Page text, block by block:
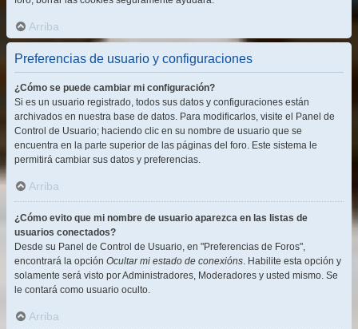
Arriba
Preferencias de usuario y configuraciones
¿Cómo se puede cambiar mi configuración?
Si es un usuario registrado, todos sus datos y configuraciones están
archivados en nuestra base de datos. Para modificarlos, visite el Panel de
Control de Usuario; haciendo clic en su nombre de usuario que se
encuentra en la parte superior de las páginas del foro. Este sistema le
permitirá cambiar sus datos y preferencias.
Arriba
¿Cómo evito que mi nombre de usuario aparezca en las listas de
usuarios conectados?
Desde su Panel de Control de Usuario, en "Preferencias de Foros",
encontrará la opción Ocultar mi estado de conexións. Habilite esta opción y
solamente será visto por Administradores, Moderadores y usted mismo. Se
le contará como usuario oculto.
Arriba